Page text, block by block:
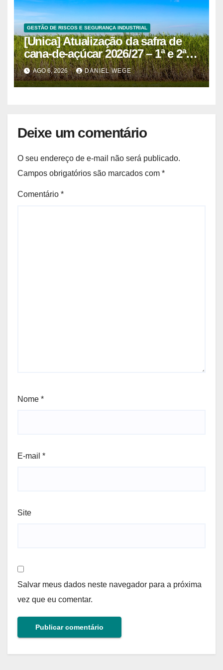
GESTÃO DE RISCOS E SEGURANÇA INDUSTRIAL
[Unica] Atualização da safra de
cana-de-açúcar 2026/27 – 1ª e 2ª
quinzenas de junho
AGO 6, 2026 DANIEL WEGE
Deixe um comentário
O seu endereço de e-mail não será publicado.
Campos obrigatórios são marcados com *
Comentário *
Nome *
E-mail *
Site
Salvar meus dados neste navegador para a próxima
vez que eu comentar.